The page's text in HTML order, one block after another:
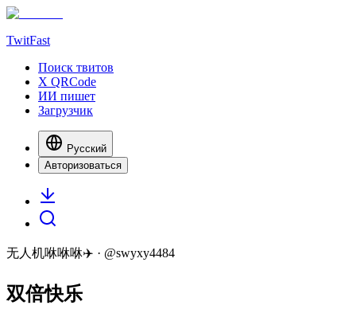
TwitFast
Поиск твитов
X QRCode
ИИ пишет
Загрузчик
Русский
Авторизоваться
无人机咻咻咻✈️ · @swyxy4484
双倍快乐